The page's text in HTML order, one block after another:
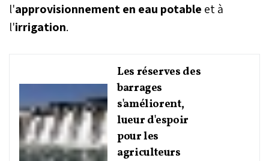
l'approvisionnement en eau potable et à
l'irrigation.
Les réserves des
barrages
s'améliorent,
lueur d'espoir
pour les
agriculteurs